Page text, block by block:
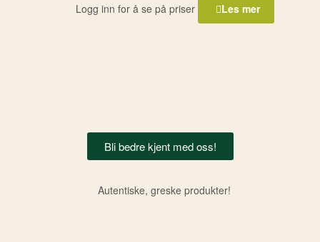
Logg inn for å se på priser Les mer
Bli bedre kjent med oss!
Autentiske, greske produkter!